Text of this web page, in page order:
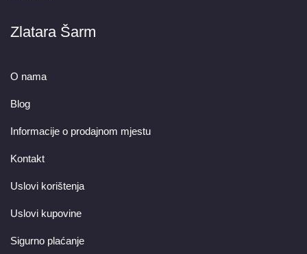
Zlatara Šarm
O nama
Blog
Informacije o prodajnom mjestu
Kontakt
Uslovi korištenja
Uslovi kupovine
Sigurno plaćanje